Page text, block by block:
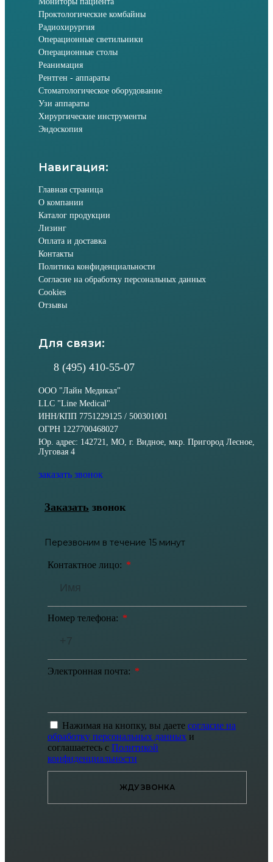
Проктологические комбайны
Радиохирургия
Операционные светильники
Операционные столы
Реанимация
Рентген - аппараты
Стоматологическое оборудование
Узи аппараты
Хирургические инструменты
Эндоскопия
Навигация:
Главная страница
О компании
Каталог продукции
Лизинг
Оплата и доставка
Контакты
Политика конфиденциальности
Согласие на обработку персональных данных
Cookies
Отзывы
Для связи:
8 (495) 410-55-07
ООО "Лайн Медикал"
LLC "Line Medical"
ИНН/КПП 7751229125 / 500301001
ОГРН 1227700468027
Юр. адрес: 142721, МО, г. Видное, мкр. Пригород Лесное,
Луговая 4
заказать звонок
Контактное лицо:
Номер телефона:
Электронная почта:
Нажимая на кнопку, вы даете согласие на
обработку персональных данных и
соглашаетесь с Политикой
конфиденциальности
ЖДУ ЗВОНКА
Перезвоним в течение 15 минут
Заказать звонок